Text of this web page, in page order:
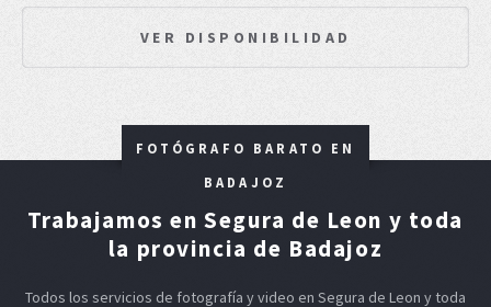
VER DISPONIBILIDAD
FOTÓGRAFO BARATO EN
BADAJOZ
Trabajamos en Segura de Leon y toda
la provincia de Badajoz
Todos los servicios de fotografía y video en Segura de Leon y toda